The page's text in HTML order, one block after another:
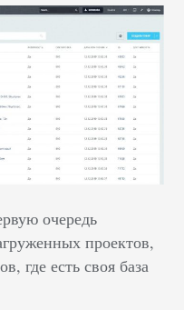
очередь
проектов,
где есть своя база